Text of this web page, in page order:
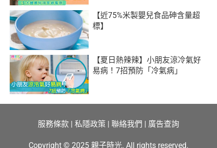
【近75%米製嬰兒食品砷含量超
標】
【夏日熱辣辣】小朋友涼冷氣好
易病！7招預防「冷氣病」
服務條款 私隱政策 聯絡我們 廣告查詢
Copyright © 2025 親子時光. All rights reserved.